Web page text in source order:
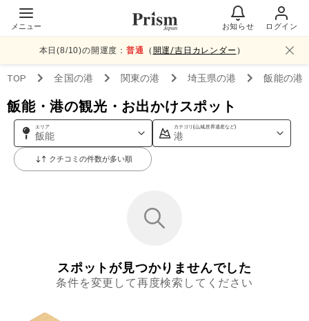
メニュー お知らせ ログイン
本日(8/10)の開運度：普通 （ 開運/吉日カレンダー ）
TOP 全国の港 関東の港 埼玉県の港 飯能の港
飯能・港の観光・お出かけスポット
エリア
飯能
カテゴリ(山,城,世界遺産など)
港
クチコミの件数が多い順
スポットが見つかりませんでした
条件を変更して再度検索してください